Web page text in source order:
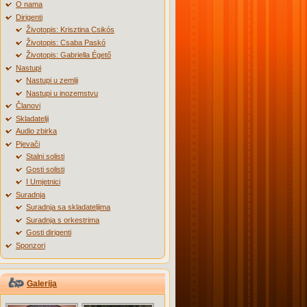
O nama
Dirigenti
Životopis: Krisztina Csikós
Životopis: Csaba Paskó
Životopis: Gabriella Égető
Nastupi
Nastupi u zemlji
Nastupi u inozemstvu
Članovi
Skladatelji
Audio zbirka
Pjevači
Stalni solisti
Gosti solisti
I Umjetnici
Suradnja
Suradnja sa skladateljima
Suradnja s orkestrima
Gosti dirigenti
Sponzori
Galerija